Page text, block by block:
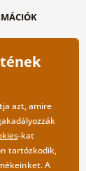
azt, amire
-kat
tartózkodik,
A